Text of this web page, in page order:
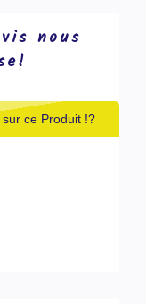
nous
ce Produit !?